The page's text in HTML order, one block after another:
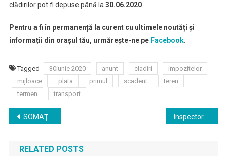
clădirilor pot fi depuse până la 30.06.2020.
Pentru a fi în permanență la curent cu ultimele noutăți și
informații din orașul tău, urmărește-ne pe Facebook.
Tagged 30iunie 2020 anunt cladiri
impozitelor
mijloace
plata primul scadent
teren
termen
transport
Navigare
în
SOMAŢIE CU PRIVIRE LA VEHICULELE FĂRĂ STĂPÂN SAU ABANDONATE PE DOMENIUL PUBLIC ORI PRIVAT AL MUNICIPIULUI TÂRGU MUREŞ
RELATED POSTS